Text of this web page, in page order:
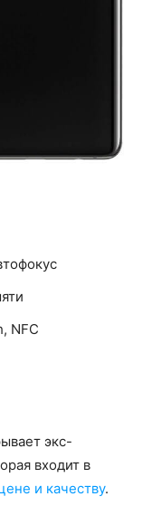
NFC
экс-
входит в
и качеству.